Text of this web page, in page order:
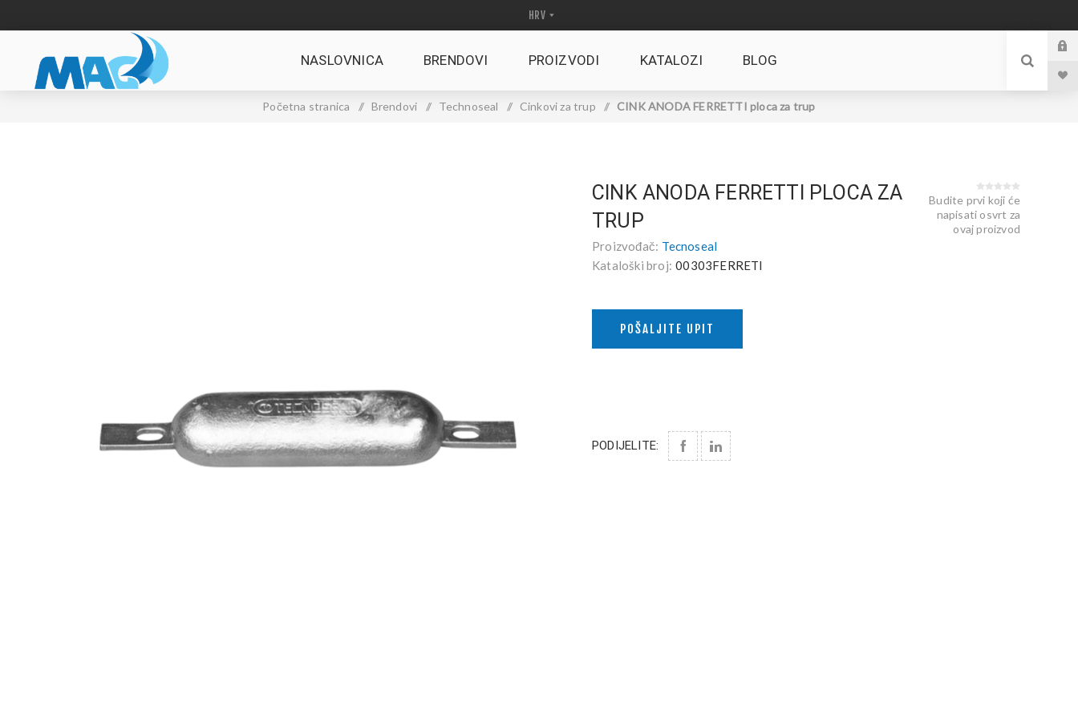
NASLOVNICA BRENDOVI PROIZVODI KATALOZI BLOG
Početna stranica / Brendovi / Technoseal / Cinkovi za trup / CINK ANODA FERRETTI ploca za trup
CINK ANODA FERRETTI PLOCA ZA
TRUP
Proizvođač: Tecnoseal
Kataloški broj: 00303FERRETI
Budite prvi koji će
napisati osvrt za
ovaj proizvod
POŠALJITE UPIT
PODIJELITE: